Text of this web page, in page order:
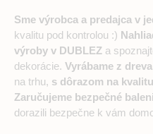
Sme výrobca a predajca v
kvalitu pod kontrolou :)
výroby v DUBLEZ a
dekorácie. Vyrábame z dreva
na trhu, s dôrazom na
Zaručujeme bezpečné
dorazili bezpečne k vám